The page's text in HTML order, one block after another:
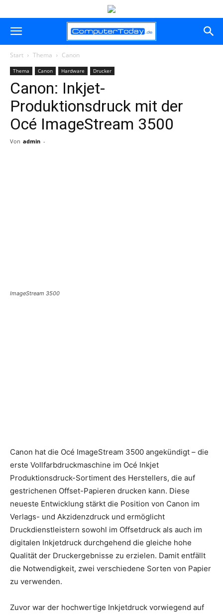
Start Thema Canon
Thema Canon Hardware Drucker
Canon: Inkjet-
Produktionsdruck mit der
Océ ImageStream 3500
Von admin -
ImageStream 3500
Canon hat die Océ ImageStream 3500 angekündigt – die
erste Vollfarbdruckmaschine im Océ Inkjet
Produktionsdruck-Sortiment des Herstellers, die auf
gestrichenen Offset-Papieren drucken kann. Diese
neueste Entwicklung stärkt die Position von Canon im
Verlags- und Akzidenzdruck und ermöglicht
Druckdienstleistern sowohl im Offsetdruck als auch im
digitalen Inkjetdruck durchgehend die gleiche hohe
Qualität der Druckergebnisse zu erzielen. Damit entfällt
die Notwendigkeit, zwei verschiedene Sorten von Papier
zu verwenden.
Zuvor war der hochwertige Inkjetdruck vorwiegend auf